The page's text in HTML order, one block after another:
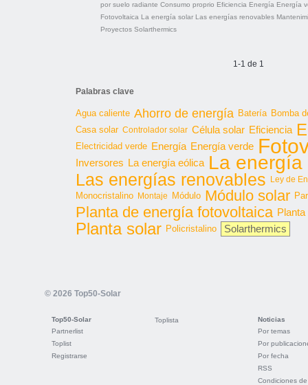
por suelo radiante Consumo proprio Eficiencia Energía Energía
Fotovoltaica La energía solar Las energías renovables
Proyectos Solarthermics
1-1 de 1
Palabras clave
Agua caliente Ahorro de energía Batería Bomba
Casa solar Controlador solar Célula solar Eficiencia
Electricidad verde Energía Energía verde
Inversores La energía eólica La energía
Las energías renovables Ley de
Monocristalino Montaje Módulo Módulo solar
Planta de energía fotovoltaica
Planta solar Policristalino Solarthermics
© 2026 Top50-Solar
Top50-Solar
Partnerlist
Toplist
Registrarse
Toplista
Noticias
Por temas
Por
Por fecha
RSS
Condiciones